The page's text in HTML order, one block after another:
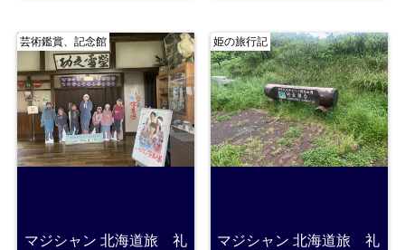
芸術鑑賞、記念館
マジシャン 北海道旅 礼
姫の旅行記
マジシャン 北海道旅 礼